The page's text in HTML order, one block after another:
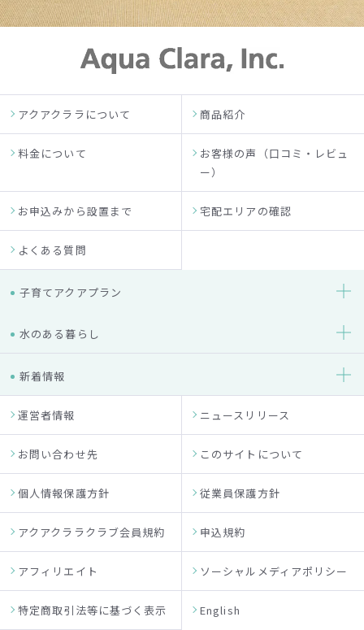
アクアクララについて 商品紹介
料金について
お客様の声（口コミ・レビュ
ー）
お申込みから設置まで 宅配エリアの確認
よくある質問
子育てアクアプラン
水のある暮らし
新着情報
運営者情報 ニュースリリース
お問い合わせ先 このサイトについて
個人情報保護方針 従業員保護方針
アクアクララクラブ会員規約 申込規約
アフィリエイト ソーシャルメディアポリシー
特定商取引法等に基づく表示 English